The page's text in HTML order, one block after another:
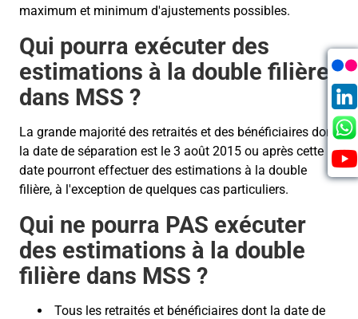
maximum et minimum d'ajustements possibles.
Qui pourra exécuter des
estimations à la double filière
dans MSS ?
La grande majorité des retraités et des bénéficiaires dont
la date de séparation est le 3 août 2015 ou après cette
date pourront effectuer des estimations à la double
filière, à l'exception de quelques cas particuliers.
Qui ne pourra PAS exécuter
des estimations à la double
filière dans MSS ?
Tous les retraités et bénéficiaires dont la date de